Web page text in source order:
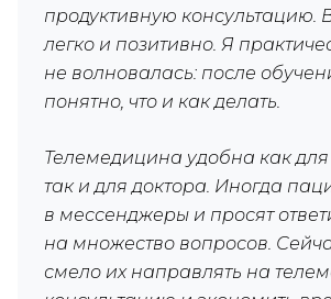
продуктивную консультацию.
легко и позитивно. Я
не волновалась: после
понятно, что и как делать.
Телемедицина удобна как
так и для доктора. Иногда
в мессенджеры и просят
на множество вопросов.
смело их направлять на